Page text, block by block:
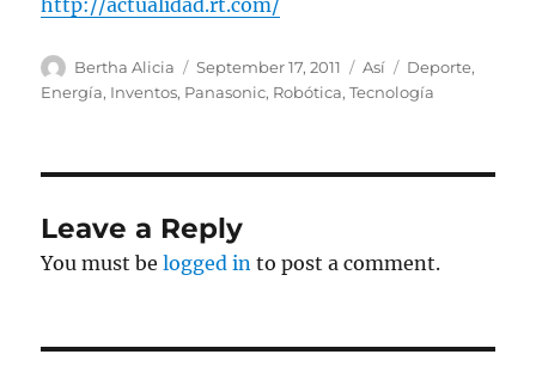
http://actualidad.rt.com/
Author
Bertha Alicia
Posted
on
September 17, 2011 Categories
Así Tags
Deporte,
Energía, Inventos, Panasonic, Robótica,Tecnología
Leave a Reply
You must belogged in to post a comment.